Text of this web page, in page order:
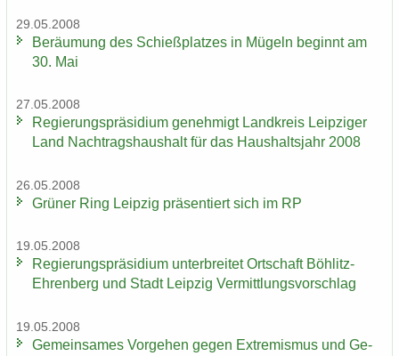
29.05.2008
Be­räu­mung des Schieß­plat­zes in Mü­geln be­ginnt am
30. Mai
27.05.2008
Re­gie­rungs­prä­si­di­um ge­neh­migt Land­kreis Leip­zi­ger
Land Nach­trags­haus­halt für das Haus­halts­jahr 2008
26.05.2008
Grü­ner Ring Leip­zig prä­sen­tiert sich im RP
19.05.2008
Re­gie­rungs­prä­si­di­um un­ter­brei­tet Ort­schaft Böhlitz-​
Ehrenberg und Stadt Leip­zig Ver­mitt­lungs­vor­schlag
19.05.2008
Ge­mein­sa­mes Vor­ge­hen gegen Ex­tre­mis­mus und Ge­